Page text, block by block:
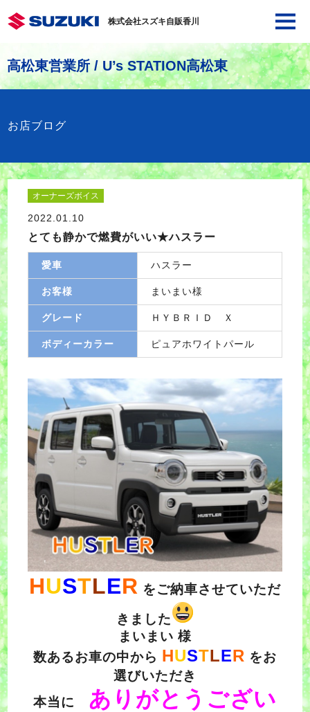
株式会社スズキ自販香川
高松東営業所 / U’s STATION高松東
お店ブログ
オーナーズボイス
2022.01.10
とても静かで燃費がいい★ハスラー
愛車 ハスラー
お客様 まいまい様
グレード ＨＹＢＲＩＤ Ｘ
ボディーカラー ピュアホワイトパール
HUSTLER をご納車させていただ
きました
まいまい 様
数あるお車の中から HUSTLER をお
選びいただき
本当に ありがとうござい